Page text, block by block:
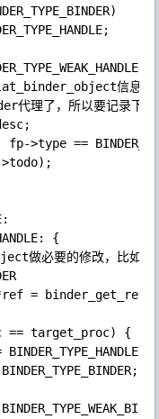
信息，
代理了，所以要记录下
fp->type ==
{
做必要的修改，比如
=
== target_proc) {